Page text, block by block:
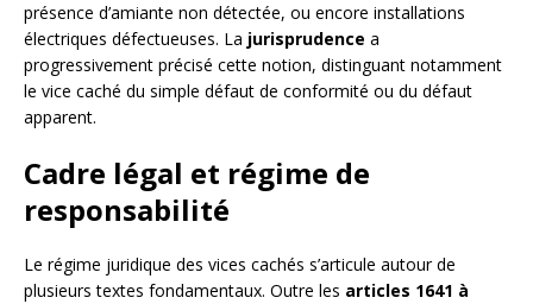
présence d’amiante non détectée, ou encore installations
électriques défectueuses. La jurisprudence a
progressivement précisé cette notion, distinguant notamment
le vice caché du simple défaut de conformité ou du défaut
apparent.
Cadre légal et régime de
responsabilité
Le régime juridique des vices cachés s’articule autour de
plusieurs textes fondamentaux. Outre les articles 1641 à